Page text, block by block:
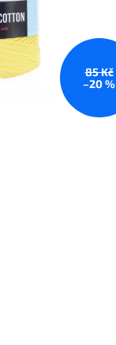
85 Kč
–20 %